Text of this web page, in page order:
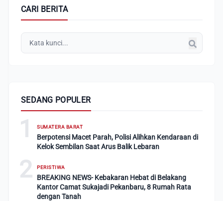
CARI BERITA
SEDANG POPULER
1 SUMATERA BARAT
Berpotensi Macet Parah, Polisi Alihkan Kendaraan di
Kelok Sembilan Saat Arus Balik Lebaran
2 PERISTIWA
BREAKING NEWS- Kebakaran Hebat di Belakang
Kantor Camat Sukajadi Pekanbaru, 8 Rumah Rata
dengan Tanah